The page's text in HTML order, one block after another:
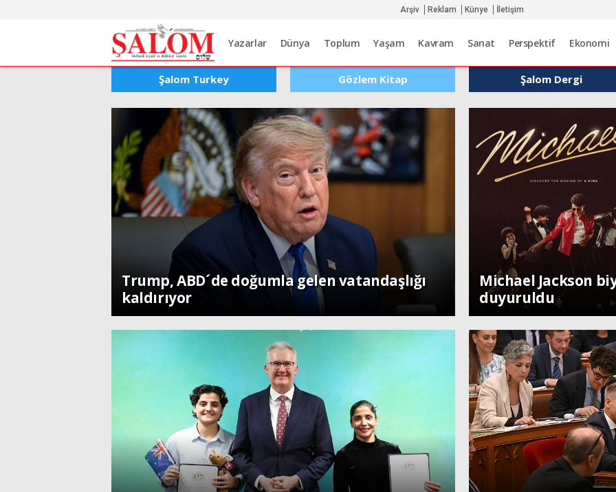
Arşiv Reklam Künye İletişim
Yazarlar Dünya Toplum Yaşam Kavram Sanat Perspektif Ekonomi
Şalom Turkey Gözlem Kitap Şalom Dergi
Trump, ABD´de doğumla gelen vatandaşlığı
kaldırıyor
Dünya
Michael Jackson
duyuruldu